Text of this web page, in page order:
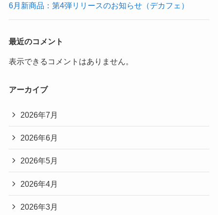
6月新商品：第4弾リリースのお知らせ（デカフェ）
最近のコメント
表示できるコメントはありません。
アーカイブ
2026年7月
2026年6月
2026年5月
2026年4月
2026年3月